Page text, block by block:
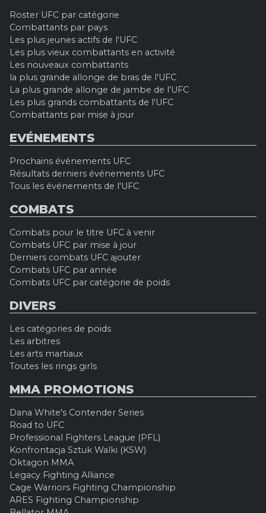
Roster UFC par catégorie
Combattants par pays
Les plus jeunes actifs de l'UFC
Les plus vieux combattants en activité
Les nouveaux combattants
la plus grande allonge de bras de l'UFC
La plus grande allonge de jambe de l'UFC
Les plus grands combattants de l'UFC
Combattants par mise à jour
EVÉNEMENTS
Prochains événements UFC
Résultats derniers événements UFC
Tous les événements de l'UFC
COMBATS
Combats pour le titre UFC à venir
Combats UFC par mise à jour
Derniers combats UFC ajouter
Combats UFC par année
Combats UFC par catégorie de poids
DIVERS
Les catégories de poids
Les arbitres
Les arts martiaux
Toutes les rings girls
MMA PROMOTIONS
Dana White's Contender Series
Road to UFC
Professional Fighters League (PFL)
Konfrontacja Sztuk Walki (KSW)
Oktagon MMA
Legacy Fighting Alliance
Cage Warriors Fighting Championship
ARES Fighting Championship